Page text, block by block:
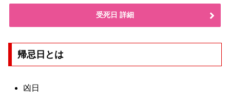
受死日 詳細
帰忌日とは
凶日